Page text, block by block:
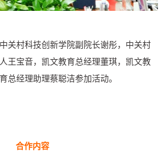
关村科技创新学院副院长谢彤，中关村
王宝音，凯文教育总经理董琪，凯文教
总经理助理蔡聪洁参加活动。
合作内容